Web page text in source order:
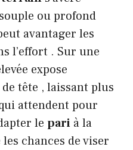
ou profond
avantager les
l’effort . Sur une
expose
tête , laissant plus
attendent pour
le pari à la
chances de viser